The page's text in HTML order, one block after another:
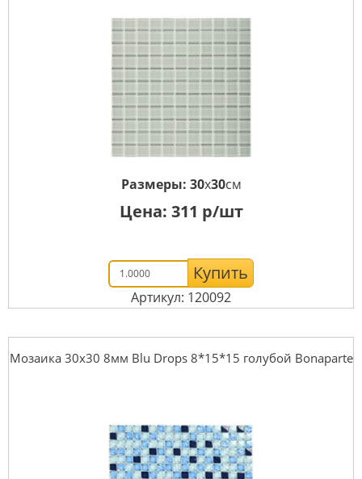
Размеры: 30x30см
Цена: 311 р/шт
Купить
Артикул: 120092
Мозаика 30x30 8мм Blu Drops 8*15*15 голубой Bonaparte